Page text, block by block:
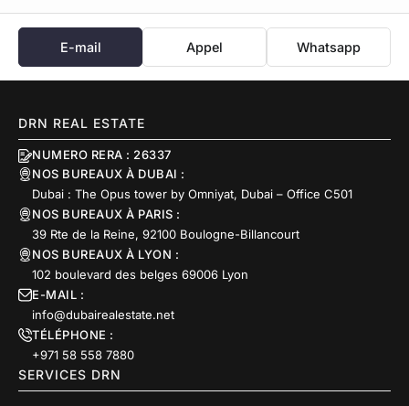
E-mail Appel Whatsapp
DRN REAL ESTATE
NUMERO RERA : 26337
NOS BUREAUX À DUBAI :
Dubai : The Opus tower by Omniyat, Dubai – Office C501
NOS BUREAUX À PARIS :
39 Rte de la Reine, 92100 Boulogne-Billancourt
NOS BUREAUX À LYON :
102 boulevard des belges 69006 Lyon
E-MAIL :
info@dubairealestate.net
TÉLÉPHONE :
+971 58 558 7880
SERVICES DRN